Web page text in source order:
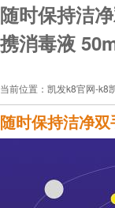
随时保持洁
携消毒液
当前位置： 凯发k8官网-k8
随时保持洁净